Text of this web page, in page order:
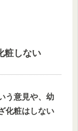
粧しない
う意見や、幼
化粧はしない